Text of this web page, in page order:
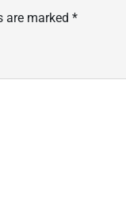
are marked *